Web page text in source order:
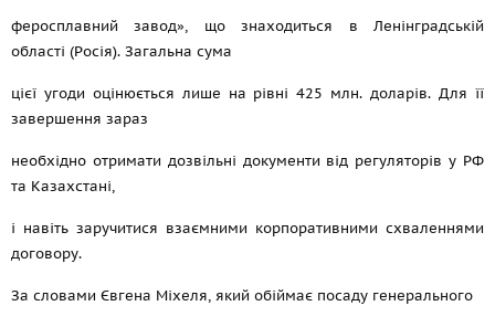
феросплавний завод», що знаходиться в Ленінградській
області (Росія). Загальна сума
цієї угоди оцінюється лише на рівні 425 млн. доларів. Для її
завершення зараз
необхідно отримати дозвільні документи від регуляторів у РФ
та Казахстані,
і навіть заручитися взаємними корпоративними схваленнями
договору.
За словами Євгена Міхеля, який обіймає посаду генерального